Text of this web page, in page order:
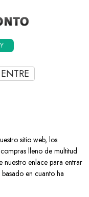
ENTRE
sitio web, los
lleno de multitud
nuestro enlace para entrar
en cuanto ha